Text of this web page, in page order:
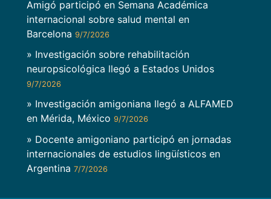
Amigó participó en Semana Académica
internacional sobre salud mental en
Barcelona 9/7/2026
» Investigación sobre rehabilitación
neuropsicológica llegó a Estados Unidos
9/7/2026
» Investigación amigoniana llegó a ALFAMED
en Mérida, México 9/7/2026
» Docente amigoniano participó en jornadas
internacionales de estudios lingüísticos en
Argentina 7/7/2026